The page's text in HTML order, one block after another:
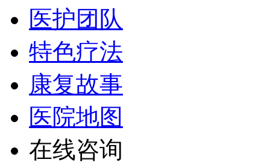
医护团队
特色疗法
康复故事
医院地图
在线咨询